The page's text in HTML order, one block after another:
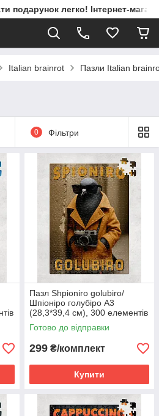
подарунок легко! Інтернет-
Italian brainrot Пазли Italian
0 Фільтри
Пазл Shpioniro golubiro/
Шпіоніро голубіро А3
(28,3*39,4 см), 300 елементів
Готово до відправки
299 ₴/комплект
Купити